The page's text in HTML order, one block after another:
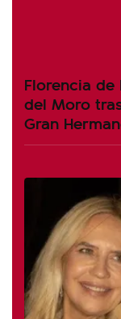
Florencia
del Moro
Gran